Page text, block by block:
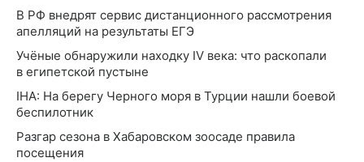
В РФ внедрят сервис дистанционного рассмотрения
апелляций на результаты ЕГЭ
Учёные обнаружили находку IV века: что раскопали
в египетской пустыне
IHA: На берегу Черного моря в Турции нашли боевой
беспилотник
Разгар сезона в Хабаровском зоосаде правила
посещения